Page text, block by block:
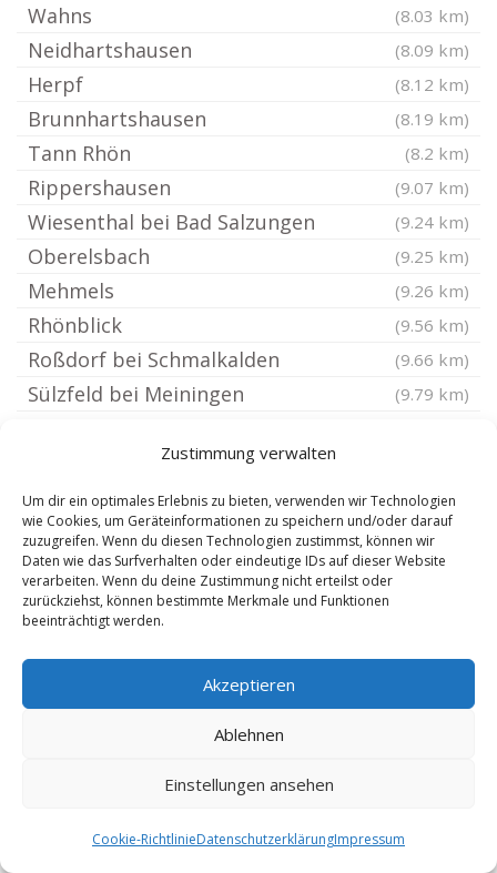
Zustimmung verwalten
Um dir ein optimales Erlebnis zu bieten, verwenden wir Technologien
wie Cookies, um Geräteinformationen zu speichern und/oder darauf
zuzugreifen. Wenn du diesen Technologien zustimmst, können wir
Daten wie das Surfverhalten oder eindeutige IDs auf dieser Website
verarbeiten. Wenn du deine Zustimmung nicht erteilst oder
zurückziehst, können bestimmte Merkmale und Funktionen
beeinträchtigt werden.
Akzeptieren
Ablehnen
Einstellungen ansehen
Cookie-RichtlinieDatenschutzerklärungImpressum
Wahns (8.03 km)
Neidhartshausen (8.09 km)
Herpf (8.12 km)
Brunnhartshausen (8.19 km)
Tann Rhön (8.2 km)
Rippershausen (9.07 km)
Wiesenthal bei Bad Salzungen (9.24 km)
Oberelsbach (9.25 km)
Mehmels (9.26 km)
Rhönblick (9.56 km)
Roßdorf bei Schmalkalden (9.66 km)
Sülzfeld bei Meiningen (9.79 km)
Stockheim Unterfranken
Dermbach Thüringen (10.39 km)
Rockenstuhl (10.56 km)
Walldorf bei Meiningen (10.8 km)
Urnshausen
Bastheim
Meiningen (11.76 km)
Wallbach bei Meiningen
Untermaßfeld (11.93 km)